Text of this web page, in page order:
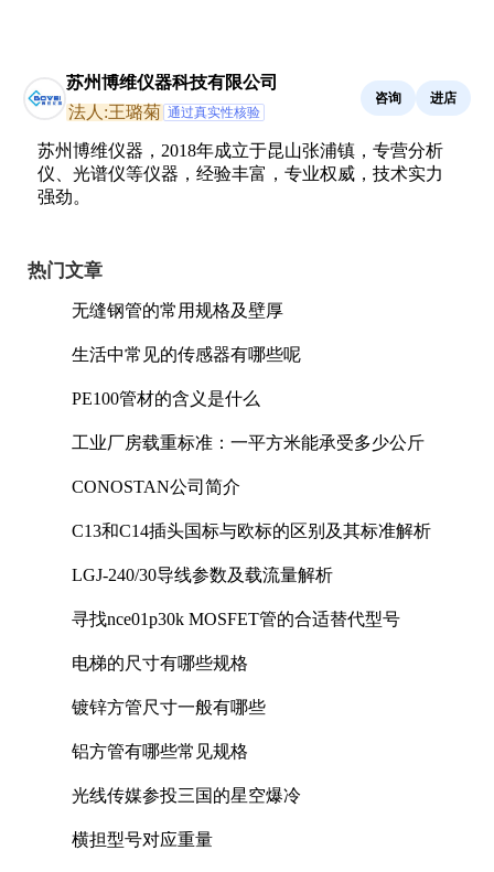
苏州博维仪器科技有限公司
法人:王璐菊 通过真实性核验
咨询 进店
苏州博维仪器，2018年成立于昆山张浦镇，专营分析
仪、光谱仪等仪器，经验丰富，专业权威，技术实力
强劲。
热门文章
无缝钢管的常用规格及壁厚
生活中常见的传感器有哪些呢
PE100管材的含义是什么
工业厂房载重标准：一平方米能承受多少公斤
CONOSTAN公司简介
C13和C14插头国标与欧标的区别及其标准解析
LGJ-240/30导线参数及载流量解析
寻找nce01p30k MOSFET管的合适替代型号
电梯的尺寸有哪些规格
镀锌方管尺寸一般有哪些
铝方管有哪些常见规格
光线传媒参投三国的星空爆冷
横担型号对应重量